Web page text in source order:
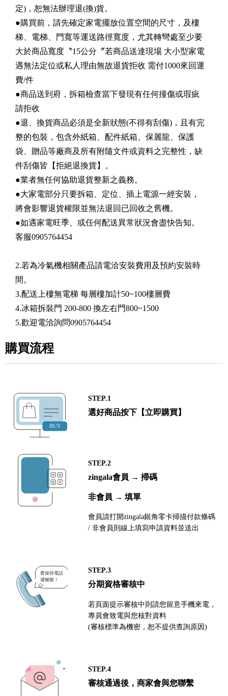
定)，恕無法辦理退(換)貨。
●購買前，請先確定家電擺放位置空間的尺寸，及樓
梯、電梯、門寬等運送路徑寬度，尤其轉彎處至少要
大於商品寬度〝15公分〞若商品送達現場 大小型家電
遇無法定位或私人理由無故退貨拒收 需付1000來回運
費/件
●商品送到府，拆箱檢查當下發現有任何撞傷或瑕疵
請拒收
●退、換貨商品必須是全新狀態(不得有刮傷)，且有完
整的包裝，包含外紙箱、配件紙箱、保麗龍、保護
袋、贈品等廠商及所有附隨文件或資料之完整性，缺
件刮傷皆【拒絕退換貨】。
●業者無任何協助退貨整新之義務。
●大家電部分只要拆箱、定位、插上電源一經安裝，
將會影響退貨權限並無法退回已回收之舊機。
●如遇家電旺季、或任何配送異常狀況會盡快告知。
客服0905764454
2.若為冷氣機相關產品請電洽安裝費用及預約安裝時
間。
3.配送上樓無電梯 每層樓加計50~100樓層費
4.冰箱拆裝門 200-800 換左右門800~1500
5.歡迎電洽詢問0905764454
購買流程
STEP.1
選好商品按下【立即購買】
STEP.2
zingala會員 → 掃碼
非會員 → 填單
會員請打開zingala銀角零卡掃描付款條碼
/ 非會員則線上填寫申請資料並送出
STEP.3
分期資格審核中
若頁面提示審核中則請您留意手機來電，
專員會致電與您核對資料
(審核標準為機密，恕不提供查詢原因)
STEP.4
審核通過後，商家會與您聯繫